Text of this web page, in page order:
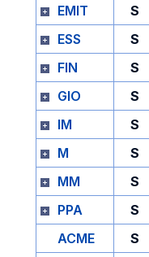
EMIT S
ESS
S
FIN
S
GIO
S
IM
S
M
S
MM
S
PPA
S
ACME
S